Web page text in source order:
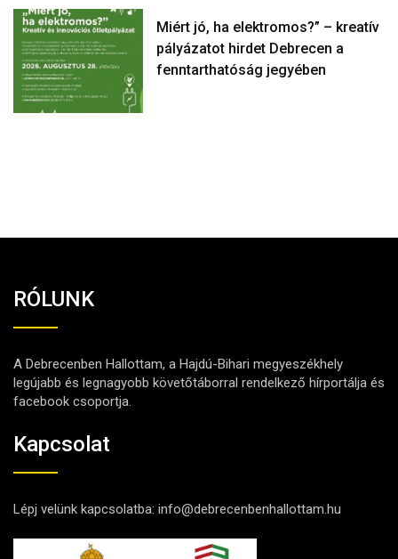
Miért jó, ha elektromos?” – kreatív
pályázatot hirdet Debrecen a
fenntarthatóság jegyében
RÓLUNK
A Debrecenben Hallottam, a Hajdú-Bihari megyeszékhely
legújabb és legnagyobb követőtáborral rendelkező hírportálja és
facebook csoportja.
Kapcsolat
Lépj velünk kapcsolatba: info@debrecenbenhallottam.hu